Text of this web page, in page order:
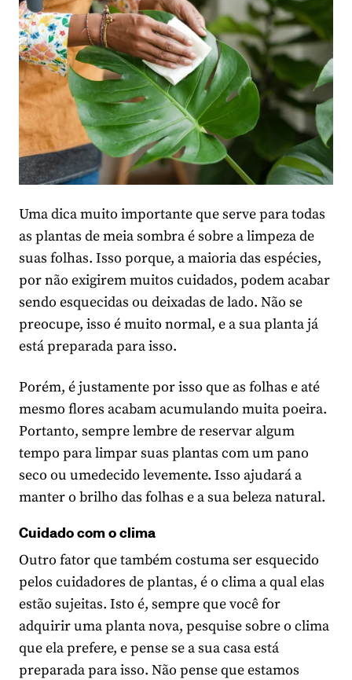
Uma dica muito importante que serve para todas
as plantas de meia sombra é sobre a limpeza de
suas folhas. Isso porque, a maioria das espécies,
por não exigirem muitos cuidados, podem acabar
sendo esquecidas ou deixadas de lado. Não se
preocupe, isso é muito normal, e a sua planta já
está preparada para isso.
Porém, é justamente por isso que as folhas e até
mesmo flores acabam acumulando muita poeira.
Portanto, sempre lembre de reservar algum
tempo para limpar suas plantas com um pano
seco ou umedecido levemente. Isso ajudará a
manter o brilho das folhas e a sua beleza natural.
Cuidado com o clima
Outro fator que também costuma ser esquecido
pelos cuidadores de plantas, é o clima a qual elas
estão sujeitas. Isto é, sempre que você for
adquirir uma planta nova, pesquise sobre o clima
que ela prefere, e pense se a sua casa está
preparada para isso. Não pense que estamos